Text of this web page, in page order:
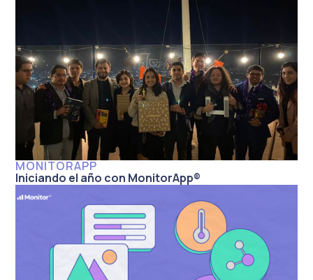
MONITORAPP
Iniciando el año con MonitorApp®